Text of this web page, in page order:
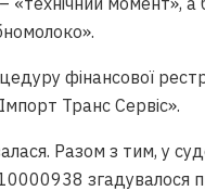
фінансової
Транс Сервіс».
Разом з тим, у
згадувалося